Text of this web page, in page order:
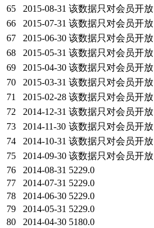
65
2015-08-31 该数据只对会员开放
66
2015-07-31 该数据只对会员开放
67
2015-06-30 该数据只对会员开放
68
2015-05-31 该数据只对会员开放
69
2015-04-30 该数据只对会员开放
70
2015-03-31 该数据只对会员开放
71
2015-02-28 该数据只对会员开放
72
2014-12-31 该数据只对会员开放
73
2014-11-30 该数据只对会员开放
74
2014-10-31 该数据只对会员开放
75
2014-09-30 该数据只对会员开放
76
2014-08-31 5229.0
77
2014-07-31 5229.0
78
2014-06-30 5229.0
79
2014-05-31 5229.0
80
2014-04-30 5180.0